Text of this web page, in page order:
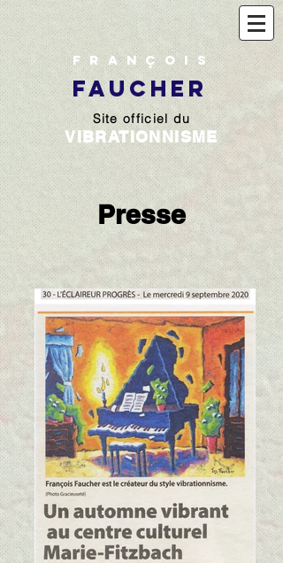
François
FAUCHER
Site officiel du
VIBRATIONNISME
Presse